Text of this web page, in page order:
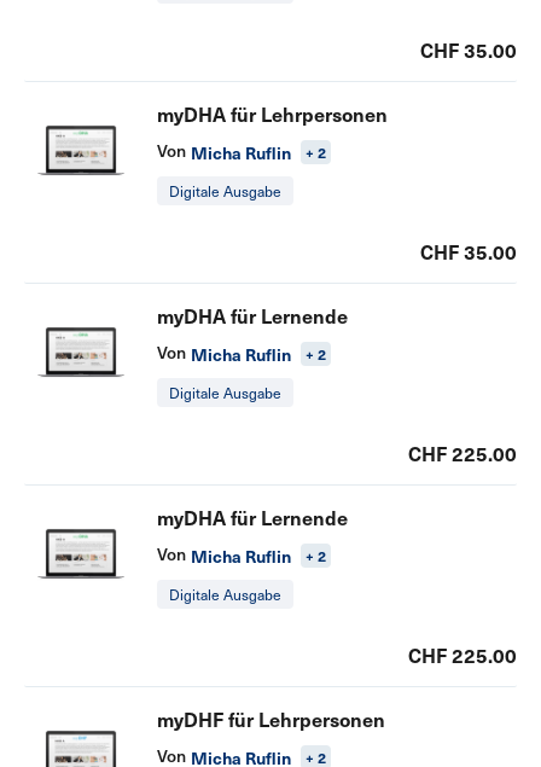
CHF 35.00
myDHA für Lehrpersonen
Von Micha Ruflin
+ 2
Digitale Ausgabe
CHF 35.00
myDHA für Lernende
Von Micha Ruflin
+ 2
Digitale Ausgabe
CHF 225.00
myDHA für Lernende
Von Micha Ruflin
+ 2
Digitale Ausgabe
CHF 225.00
myDHF für Lehrpersonen
Von Micha Ruflin + 2